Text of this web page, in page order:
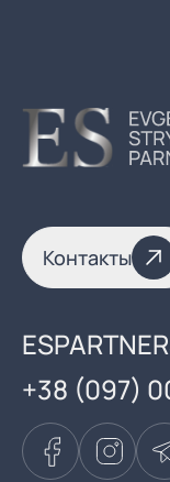
Контакты
+38 (097)